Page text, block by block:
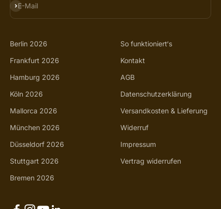
E-Mail
ABONNIEREN
Berlin 2026
Frankfurt 2026
Hamburg 2026
Köln 2026
Mallorca 2026
München 2026
Düsseldorf 2026
Stuttgart 2026
Bremen 2026
So funktioniert‘s
Kontakt
AGB
Datenschutzerklärung
Versandkosten & Lieferung
Widerruf
Impressum
Vertrag widerrufen